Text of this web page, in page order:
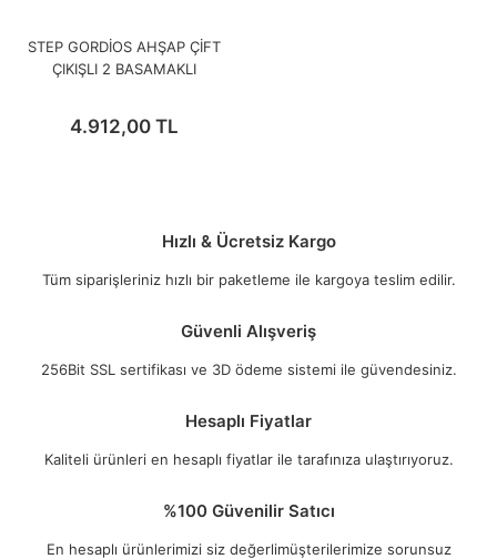
STEP GORDİOS AHŞAP ÇİFT
ÇIKIŞLI 2 BASAMAKLI
4.912,00 TL
Hızlı & Ücretsiz Kargo
Tüm siparişleriniz hızlı bir paketleme ile kargoya teslim edilir.
Güvenli Alışveriş
256Bit SSL sertifikası ve 3D ödeme sistemi ile güvendesiniz.
Hesaplı Fiyatlar
Kaliteli ürünleri en hesaplı fiyatlar ile tarafınıza ulaştırıyoruz.
%100 Güvenilir Satıcı
En hesaplı ürünlerimizi siz değerlimüşterilerimize sorunsuz